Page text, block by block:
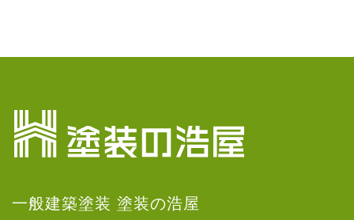
一般建築塗装 塗装の浩屋